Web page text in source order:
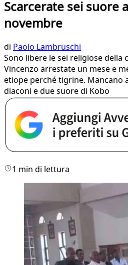
Scarcerate sei suore
novembre
di Paolo Lambruschi
Sono libere le sei religiose della
Vincenzo arrestate un mese e
etiope perché tigrine. Mancano
diaconi e due suore di Kobo
1 min di lettura